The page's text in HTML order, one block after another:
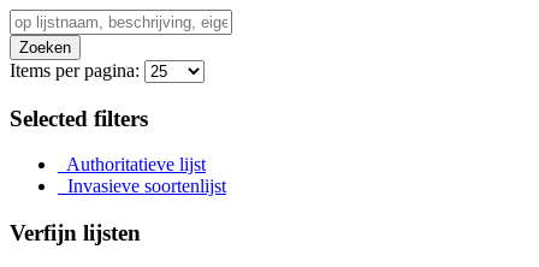
Zoeken
Items per pagina:
Selected filters
Authoritatieve lijst
Invasieve soortenlijst
Verfijn lijsten